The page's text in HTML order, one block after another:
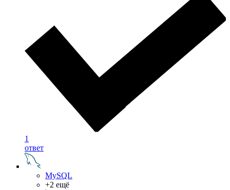
1
ответ
MySQL
+2 ещё